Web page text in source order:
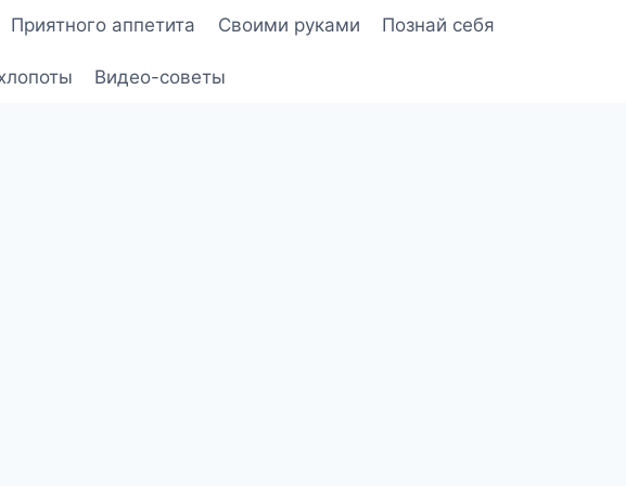
Приятного аппетита Своими руками Познай себя
Видео-советы